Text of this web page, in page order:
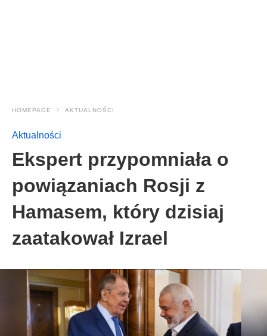
HOMEPAGE AKTUALNOŚCI
Aktualności
Ekspert przypomniała o
powiązaniach Rosji z
Hamasem, który dzisiaj
zaatakował Izrael